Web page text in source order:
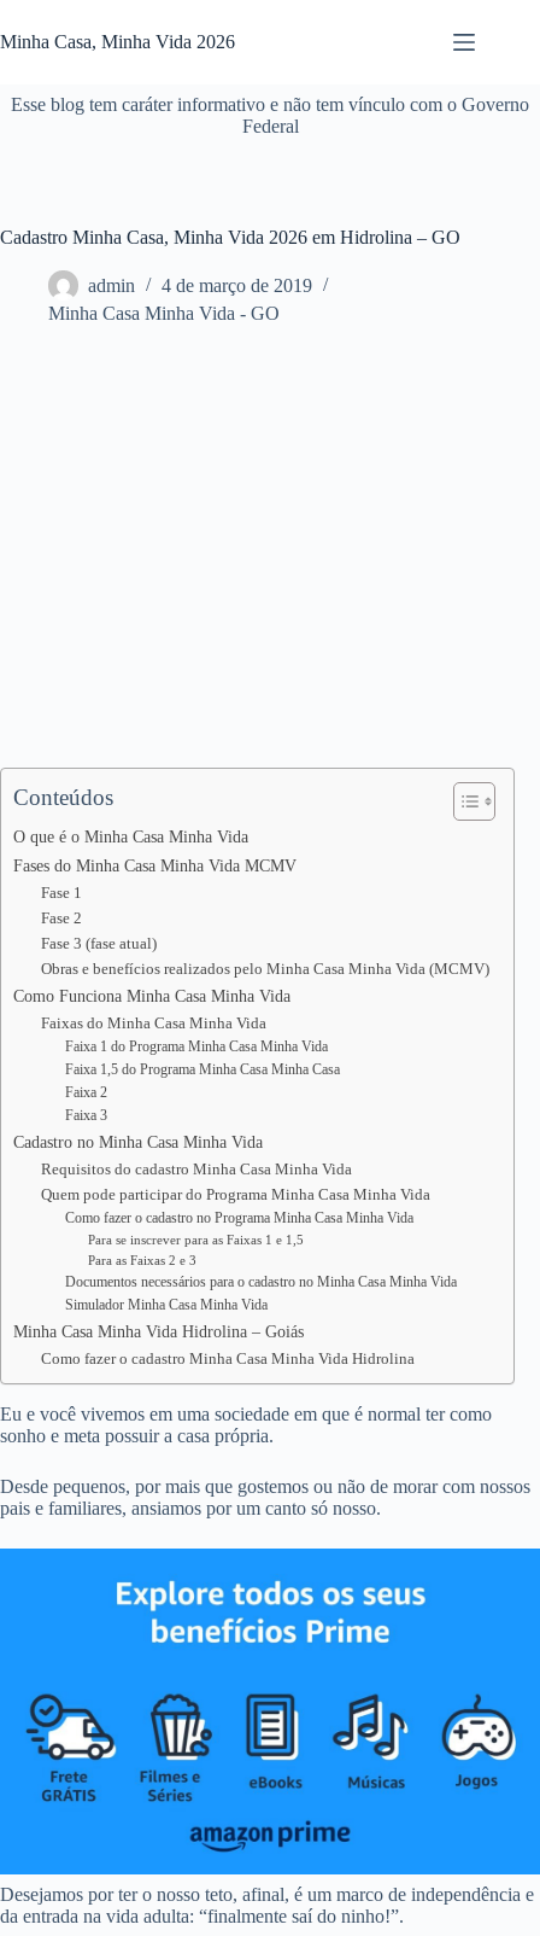
para
o
Minha Casa, Minha Vida 2026
Esse blog tem caráter informativo e não tem vínculo com o Governo
Federal
Cadastro Minha Casa, Minha Vida 2026 em Hidrolina – GO
admin
4 de março de 2019
Minha Casa Minha Vida - GO
Conteúdos
O que é o Minha Casa Minha Vida
Fases do Minha Casa Minha Vida MCMV
Fase 1
Fase 2
Fase 3 (fase atual)
Obras e benefícios realizados pelo Minha Casa Minha Vida (MCMV)
Como Funciona Minha Casa Minha Vida
Faixas do Minha Casa Minha Vida
Faixa 1 do Programa Minha Casa Minha Vida
Faixa 1,5 do Programa Minha Casa Minha Casa
Faixa 2
Faixa 3
Cadastro no Minha Casa Minha Vida
Requisitos do cadastro Minha Casa Minha Vida
Quem pode participar do Programa Minha Casa Minha Vida
Como fazer o cadastro no Programa Minha Casa Minha Vida
Para se inscrever para as Faixas 1 e 1,5
Para as Faixas 2 e 3
Documentos necessários para o cadastro no Minha Casa Minha Vida
Simulador Minha Casa Minha Vida
Minha Casa Minha Vida Hidrolina – Goiás
Como fazer o cadastro Minha Casa Minha Vida Hidrolina
Eu e você vivemos em uma sociedade em que é normal ter como
sonho e meta possuir a casa própria.
Desde pequenos, por mais que gostemos ou não de morar com nossos
pais e familiares, ansiamos por um canto só nosso.
Desejamos por ter o nosso teto, afinal, é um marco de independência e
da entrada na vida adulta: “finalmente saí do ninho!”.